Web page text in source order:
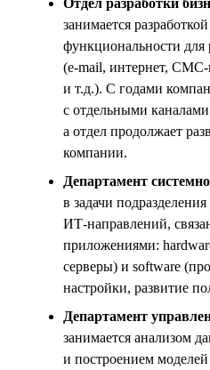
занимается
функциональности
(e-mail, интернет, СМС-
и т.д.). С годами
с отдельными
а отдел продолжает
компании.
Департамент
в задачи
ИТ-направлений,
приложениями:
серверы) и software
настройки, развитие
Департамент
занимается анализом
и построением